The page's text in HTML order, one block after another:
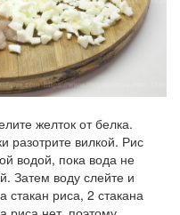
желток от белка.
разотрите вилкой. Рис
водой, пока вода не
Затем воду слейте и
стакан риса, 2 стакана